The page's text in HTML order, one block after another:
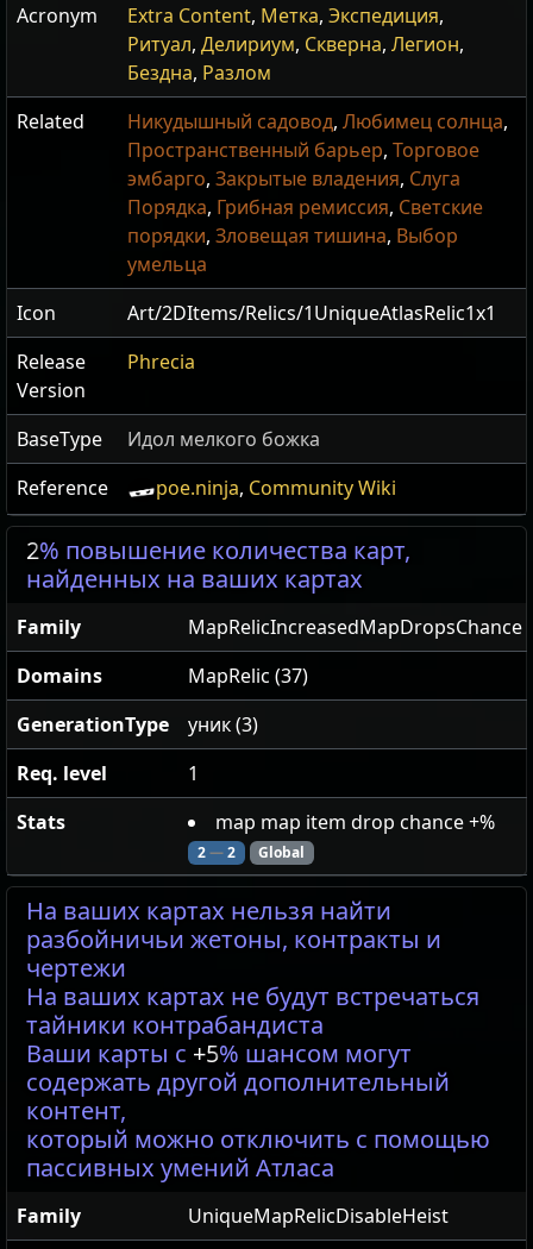
Acronym
Extra Content, Метка, Экспедиция,
Ритуал, Делириум, Скверна, Легион,
Бездна, Разлом
Related
Никудышный садовод, Любимец солнца,
Пространственный барьер, Торговое
эмбарго, Закрытые владения, Слуга
Порядка, Грибная ремиссия, Светские
порядки, Зловещая тишина, Выбор
умельца
Icon
Art/2DItems/Relics/1UniqueAtlasRelic1x1
Release
Version
Phrecia
BaseType
Идол мелкого божка
Reference
poe.ninja, Community Wiki
2% повышение количества карт,
найденных на ваших картах
Family
MapRelicIncreasedMapDropsChance
Domains
MapRelic (37)
GenerationType
уник (3)
Req. level
1
Stats
map map item drop chance +%
2—2 Global
На ваших картах нельзя найти
разбойничьи жетоны, контракты и
чертежи
На ваших картах не будут встречаться
тайники контрабандиста
Ваши карты с +5% шансом могут
содержать другой дополнительный
контент,
который можно отключить с помощью
пассивных умений Атласа
Family
UniqueMapRelicDisableHeist